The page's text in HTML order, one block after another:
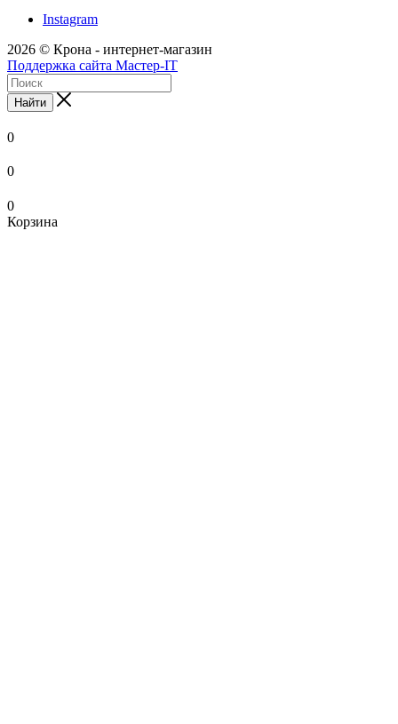
Instagram
2026 © Крона - интернет-магазин
Поддержка сайта Мастер-IT
Найти
0
0
0
Корзина